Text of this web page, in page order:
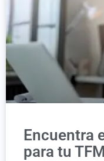
Encuentra
para tu